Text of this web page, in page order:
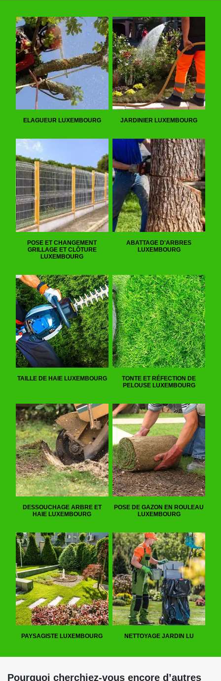
ELAGUEUR LUXEMBOURG JARDINIER LUXEMBOURG
POSE ET CHANGEMENT
GRILLAGE ET CLÔTURE
LUXEMBOURG
ABATTAGE D'ARBRES
LUXEMBOURG
TAILLE DE HAIE LUXEMBOURG
TONTE ET RÉFECTION DE
PELOUSE LUXEMBOURG
DESSOUCHAGE ARBRE ET
HAIE LUXEMBOURG
POSE DE GAZON EN ROULEAU
LUXEMBOURG
PAYSAGISTE LUXEMBOURG NETTOYAGE JARDIN LU
Pourquoi cherchiez-vous encore d’autres